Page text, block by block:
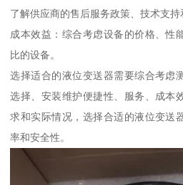
了解供应商的售后服务政策、技术支持
成本效益：综合考虑设备的价格、性
比的设备。
选择适合的液位变送器需要综合考虑
选择、安装维护便捷性、服务、成本
求和实际情况，选择合适的液位变送
率和安全性。